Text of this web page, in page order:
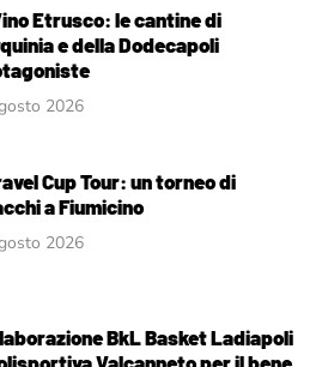
Etrusco: le cantine di
e della Dodecapoli
2026
Cup Tour: un torneo di
a Fiumicino
2026
BkL Basket Ladiapoli